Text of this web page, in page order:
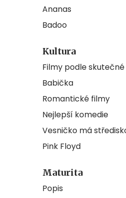
Ananas
Badoo
Kultura
Filmy podle
Babička
Romantické filmy
Nejlepší komedie
Vesničko má
Pink Floyd
Maturita
Popis